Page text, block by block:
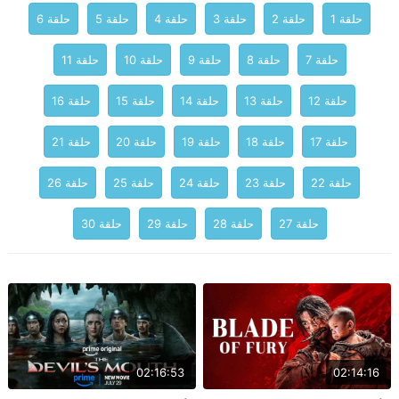
حلقة 1 حلقة 2 حلقة 3 حلقة 4 حلقة 5 حلقة 6
حلقة 7 حلقة 8 حلقة 9 حلقة 10 حلقة 11
حلقة 12 حلقة 13 حلقة 14 حلقة 15 حلقة 16
حلقة 17 حلقة 18 حلقة 19 حلقة 20 حلقة 21
حلقة 22 حلقة 23 حلقة 24 حلقة 25 حلقة 26
حلقة 27 حلقة 28 حلقة 29 حلقة 30
02:14:16
02:16:53